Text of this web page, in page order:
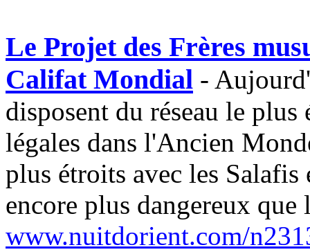
Le Projet des Frères
Califat Mondial -
disposent du réseau le
légales dans l'Ancien
plus étroits avec les
encore plus dangereux
www.nuitdorient.com/